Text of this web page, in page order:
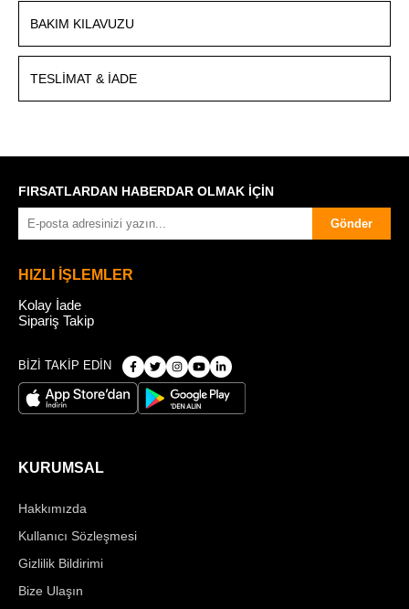
BAKIM KILAVUZU
TESLIMAT & İADE
FIRSATLARDAN HABERDAR OLMAK İÇİN
Gönder
HIZLI İŞLEMLER
Kolay İade
Sipariş Takip
BİZİ TAKİP EDİN
KURUMSAL
Hakkımızda
Kullanıcı Sözleşmesi
Gizlilik Bildirimi
Bize Ulaşın